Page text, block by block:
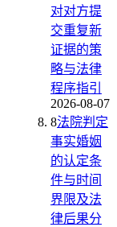
对对方提
交重复新
证据的策
略与法律
程序指引
2026-08-07
8法院判定
事实婚姻
的认定条
件与时间
界限及法
律后果分